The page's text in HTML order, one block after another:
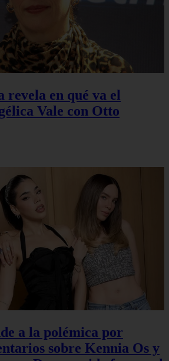
en qué va el
Vale con Otto
a la polémica por
sobre Kennia Os y